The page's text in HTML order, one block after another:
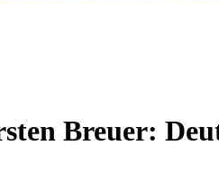
Breuer: